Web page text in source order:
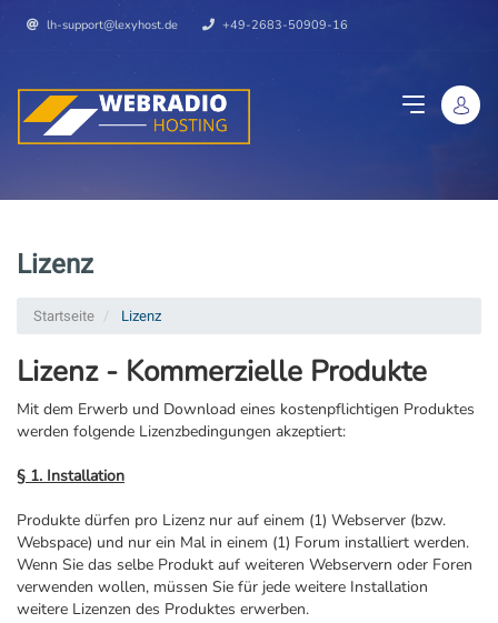
lh-support@lexyhost.de +49-2683-50909-16
Lizenz
Startseite Lizenz
Lizenz - Kommerzielle Produkte
Mit dem Erwerb und Download eines kostenpflichtigen Produktes
werden folgende Lizenzbedingungen akzeptiert:
§ 1. Installation
Produkte dürfen pro Lizenz nur auf einem (1) Webserver (bzw.
Webspace) und nur ein Mal in einem (1) Forum installiert werden.
Wenn Sie das selbe Produkt auf weiteren Webservern oder Foren
verwenden wollen, müssen Sie für jede weitere Installation
weitere Lizenzen des Produktes erwerben.